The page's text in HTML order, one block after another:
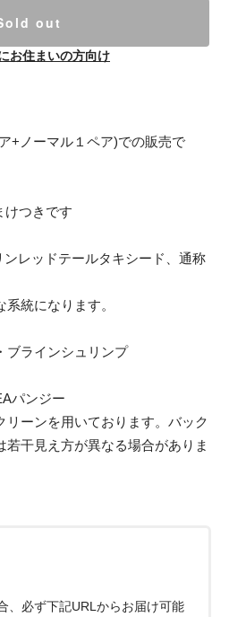
out
お住まいの方向け
+ノーマル１ペア)での販売で
けつきです
レッドテールタキシード、通称
統になります。
ラインシュリンプ
パンジー
ーンを用いております。バック
若干見え方が異なる場合がありま
、必ず下記URLからお届け可能